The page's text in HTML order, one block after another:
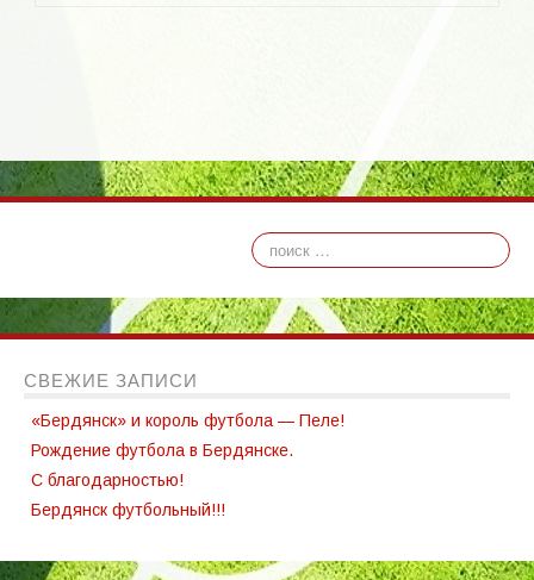
СВЕЖИЕ ЗАПИСИ
«Бердянск» и король футбола — Пеле!
Рождение футбола в Бердянске.
С благодарностью!
Бердянск футбольный!!!